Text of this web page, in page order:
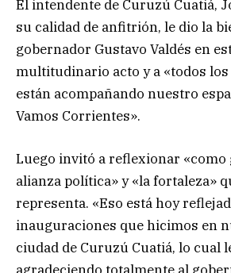
El intendente de Curuzú Cuatiá,
su calidad de anfitrión, le dio la
gobernador Gustavo Valdés en
multitudinario acto y a «todos
están acompañando nuestro
Vamos Corrientes».
Luego invitó a reflexionar «como
alianza política» y «la fortaleza»
representa. «Eso está hoy
inauguraciones que hicimos en
ciudad de Curuzú Cuatiá, lo cual